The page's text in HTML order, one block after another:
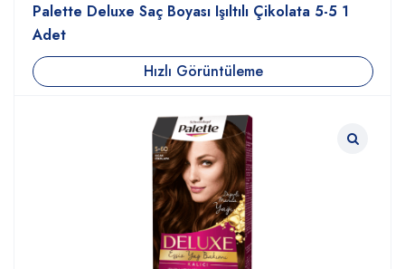
Palette Deluxe Saç Boyası Işıltılı Çikolata 5-5 1
Adet
Hızlı Görüntüleme